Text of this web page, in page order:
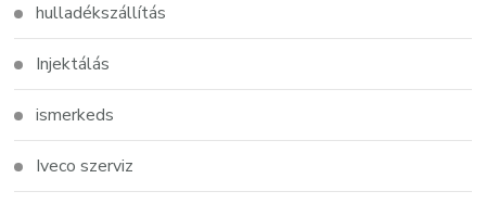
hulladékszállítás
Injektálás
ismerkeds
Iveco szerviz